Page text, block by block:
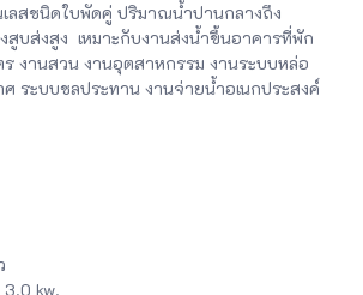
ลสชนิดใบพัดคู่ ปริมาณน้ำปานกลางถึง
สูบส่งสูง เหมาะกับงานส่งน้ำขึ้นอาคารที่พัก
งานสวน งานอุตสาหกรรม งานระบบหล่อ
ระบบชลประทาน งานจ่ายน้ำอเนกประสงค์
kw.